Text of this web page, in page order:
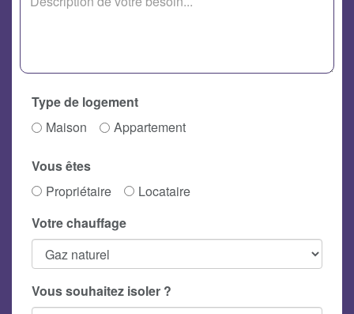
Type de logement
Maison
Appartement
Vous êtes
Propriétaire
Locataire
Votre chauffage
Vous souhaitez isoler ?